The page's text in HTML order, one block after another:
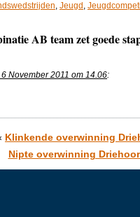
, Jeugd ,
AB team zet goede
November 2011 om 14.06:
Klinkende overwinning
Nipte overwinning